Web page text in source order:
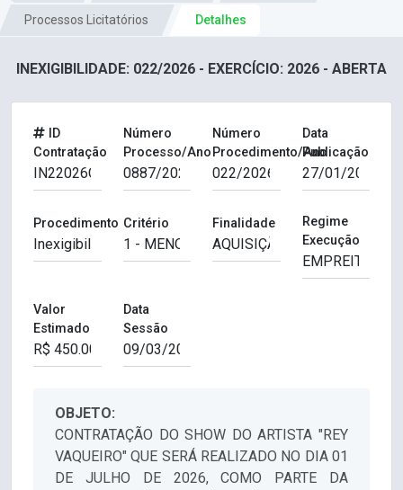
Processos Licitatórios Detalhes
INEXIGIBILIDADE: 022/2026 - EXERCÍCIO: 2026 - ABERTA
ID
Contratação
Número
Processo/Ano
Número
Procedimento/Ano
Data
Publicação
Procedimento Critério Finalidade
Regime
Execução
Valor
Estimado
Data
Sessão
OBJETO:
CONTRATAÇÃO DO SHOW DO ARTISTA "REY
VAQUEIRO" QUE SERÁ REALIZADO NO DIA 01
DE JULHO DE 2026, COMO PARTE DA